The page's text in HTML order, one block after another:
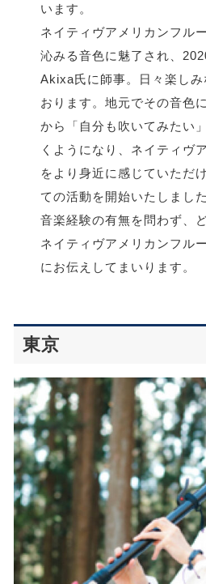
います。
ネイティヴアメリカンフル
沁みる音色に魅了され、
Akixa氏に師事。日々楽し
おります。地元でその音色
から「自分も吹いてみたい
くようになり、ネイティヴ
をより身近に感じていただ
ての活動を開始いたしました
音楽経験の有無を問わず、
ネイティヴアメリカンフル
にお伝えしてまいります。
東京